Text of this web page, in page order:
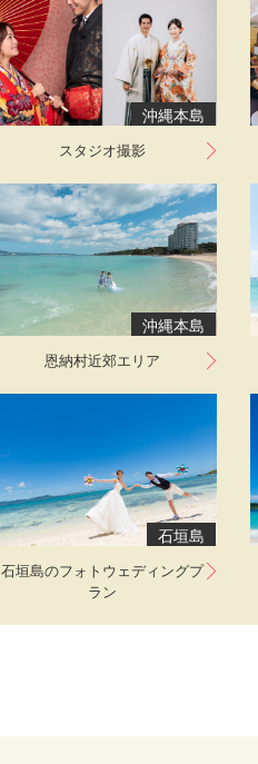
沖縄本島
スタジオ撮影
沖縄本島
恩納村近郊エリア
石垣島
石垣島のフォトウェディングプ
ラン